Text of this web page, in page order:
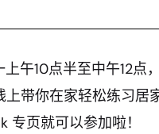
午10点半至中午12点
带你在家轻松练习居
页就可以参加啦！